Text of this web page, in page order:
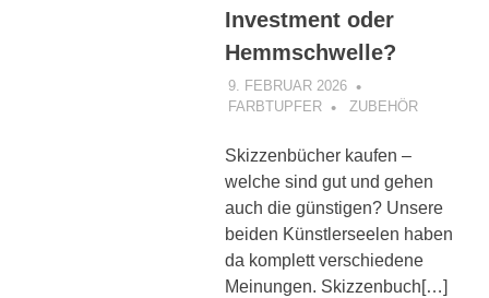
Investment oder
Hemmschwelle?
9. FEBRUAR 2026
FARBTUPFER
ZUBEHÖR
Skizzenbücher kaufen –
welche sind gut und gehen
auch die günstigen? Unsere
beiden Künstlerseelen haben
da komplett verschiedene
Meinungen. Skizzenbuch[…]